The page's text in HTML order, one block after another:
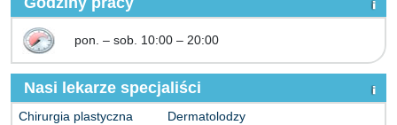
pon. – sob. 10:00 – 20:00
Nasi lekarze specjaliści
Chirurgia plastyczna
Dermatolodzy